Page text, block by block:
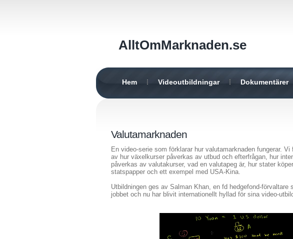
AlltOmMarknaden.se
Hem Videoutbildningar Dokumentärer
Valutamarknaden
En video-serie som förklarar hur valutamarknaden fungerar. Vi
av hur växelkurser påverkas av utbud och efterfrågan, hur
påverkas av valutakurser, vad en valutapeg är, hur stater
statspapper och ett exempel med USA-Kina.
Utbildningen ges av Salman Khan, en fd hedgefond-förvaltare
jobbet och nu har blivit internationellt hyllad för sina video-